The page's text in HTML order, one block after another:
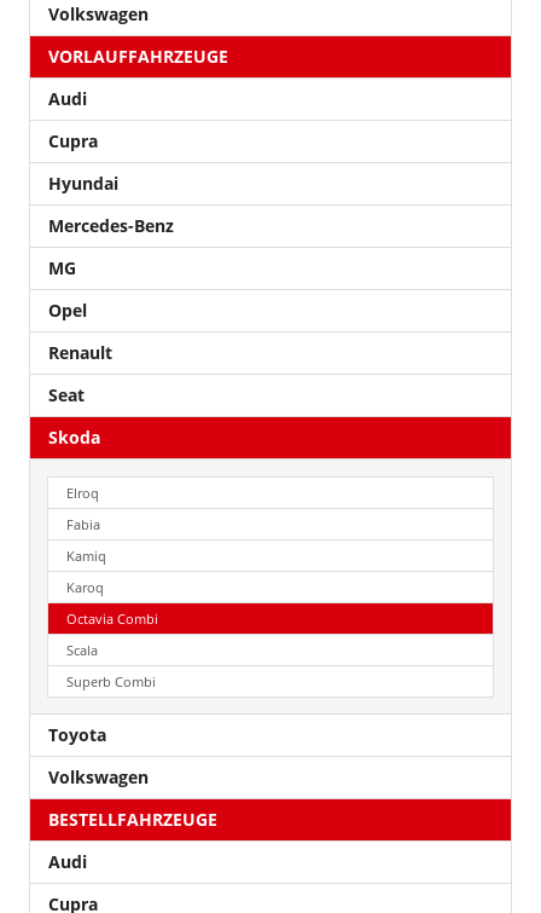
Volkswagen
VORLAUFFAHRZEUGE
Audi
Cupra
Hyundai
Mercedes-Benz
MG
Opel
Renault
Seat
Skoda
Elroq
Fabia
Kamiq
Karoq
Octavia Combi
Scala
Superb Combi
Toyota
Volkswagen
BESTELLFAHRZEUGE
Audi
Cupra